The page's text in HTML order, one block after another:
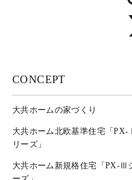
CONCEPT
大共ホームの家づくり
大共ホーム北欧基準住宅「
リーズ」
大共ホーム新規格住宅「PX-Ⅲ